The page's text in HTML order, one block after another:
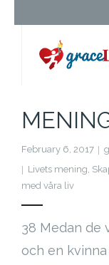
Om Oss
Förbön
February 6, 2017
Livets mening,
med våra liv
38 Medan de
och en